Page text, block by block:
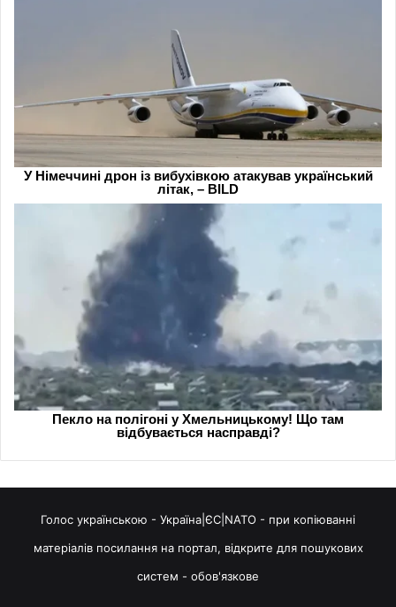
Голос українською - Україна|ЄС|NATO - при копіюванні
матеріалів посилання на портал, відкрите для пошукових
систем - обов'язкове